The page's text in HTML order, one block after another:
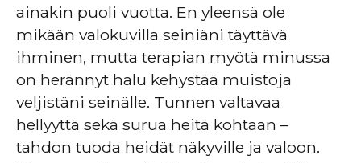
ainakin puoli vuotta. En yleensä ole
mikään valokuvilla seiniäni täyttävä
ihminen, mutta terapian myötä minussa
on herännyt halu kehystää muistoja
veljistäni seinälle. Tunnen valtavaa
hellyyttä sekä surua heitä kohtaan –
tahdon tuoda heidät näkyville ja valoon.